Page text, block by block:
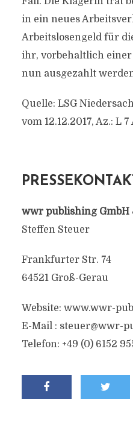
in ein neues
Arbeitslosengeld für
ihr, vorbehaltlich einer
nun ausgezahlt
Quelle: LSG
vom 12.12.2017, Az.: L 7
wwr publishing GmbH
Steffen Steuer
Frankfurter Str. 74
64521 Groß-Gerau
Website: www.wwr-
E-Mail : steuer@wwr-
Telefon: +49 (0) 6152